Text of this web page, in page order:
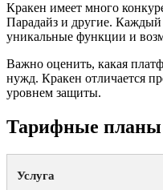
Кракен имеет много
Парадайз и другие. Каждый
уникальные функции и
Важно оценить, какая
нужд. Кракен отличается
уровнем защиты.
Тарифные планы
Услуга